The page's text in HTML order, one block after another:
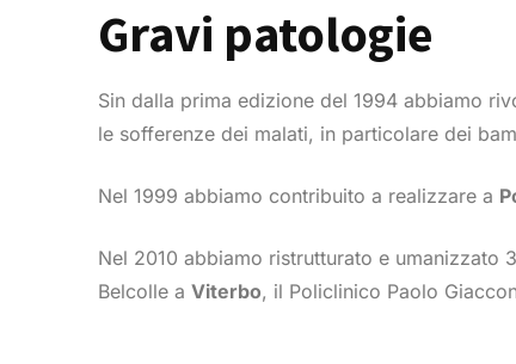
Gravi patologie
Sin dalla prima edizione del 1994 abbiamo
le sofferenze dei malati, in particolare dei
Nel 1999 abbiamo contribuito a realizzare a
Nel 2010 abbiamo ristrutturato e umanizzato
Belcolle a Viterbo, il Policlinico Paolo